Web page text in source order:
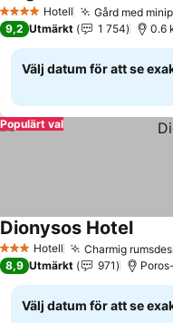
4 StjärnorHotell Gård med
9,2 Utmärkt 1 754 0.6
Välj datum för att se
Populärt val
3 StjärnorHotell Charmig
Dionysos HotelSe
8,9 Utmärkt 971
Välj datum för att se